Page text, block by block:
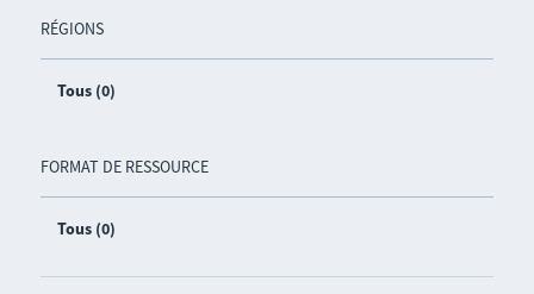
RÉGIONS
Tous (0)
FORMAT DE RESSOURCE
Tous (0)